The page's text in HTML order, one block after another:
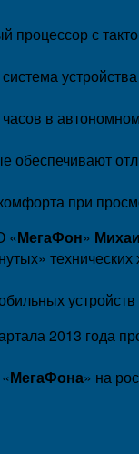
процессор с
часов в
при
«МегаФон»
технических
2013 года
МегаФона» на